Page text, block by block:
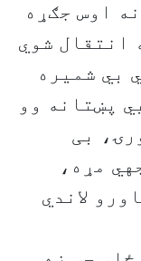
اوس جګړه
انتقال شوي
بي شمیره
پښتانه وو
بی
مړه،
لاندي